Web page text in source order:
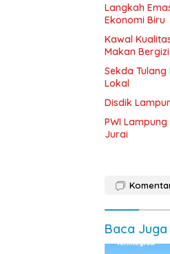
Langkah
Ekonomi Biru
Kawal
Makan
Sekda
Lokal
Disdik
PWI
Jurai
Baca Juga